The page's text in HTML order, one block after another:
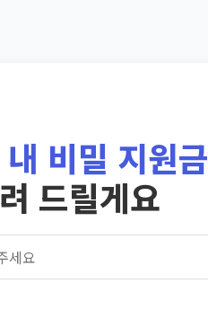
내 비밀 지원금
드릴게요